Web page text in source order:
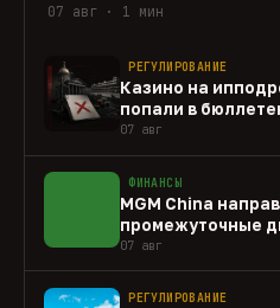
07 авг · 1 мин
РЕГУЛИРОВАНИЕ
Казино на
попали в
07 авг
ФИНАНСЫ
MGM China
промежуточные
07 авг
РЕГУЛИРОВАНИЕ